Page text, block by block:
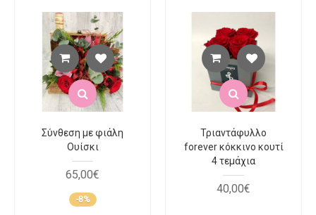
Σύνθεση με φιάλη
Ουίσκι
65,00€
-8%
Τριαντάφυλλο
forever κόκκινο κουτί
4 τεμάχια
40,00€